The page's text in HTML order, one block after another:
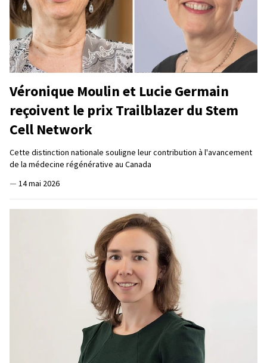
Véronique Moulin et Lucie Germain
reçoivent le prix Trailblazer du Stem
Cell Network
Cette distinction nationale souligne leur contribution à l'avancement
de la médecine régénérative au Canada
— 14 mai 2026